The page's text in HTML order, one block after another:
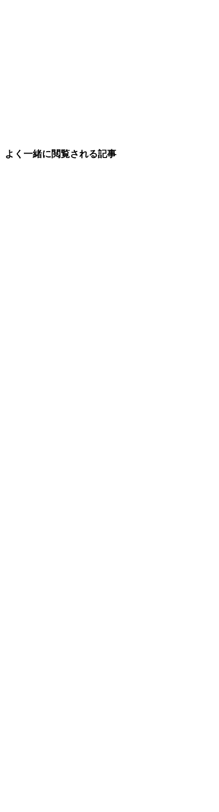
よく一緒に閲覧される記事